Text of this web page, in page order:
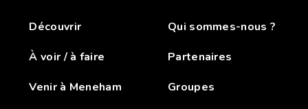
Découvrir
À voir / à faire
Venir à Meneham
Qui sommes-nous ?
Partenaires
Groupes